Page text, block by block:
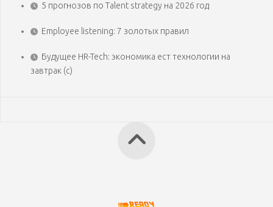
5 прогнозов по Talent strategy на 2026 год
Employee listening: 7 золотых правил
Будущее HR-Tech: экономика ест технологии на
завтрак (с)